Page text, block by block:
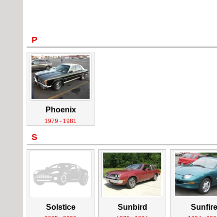
P
Phoenix
1979 - 1981
S
Solstice Sunbird Sunfire